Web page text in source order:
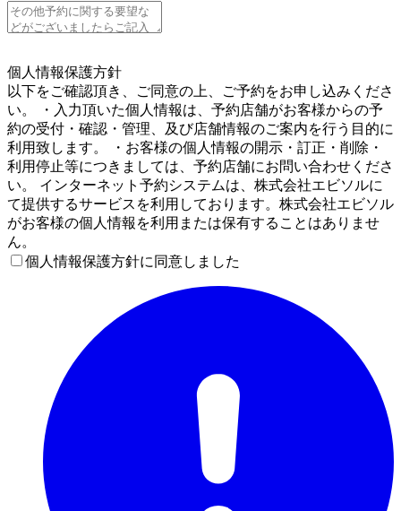
個人情報保護方針
以下をご確認頂き、ご同意の上、ご予約をお申し込みくださ
い。 ・入力頂いた個人情報は、予約店舗がお客様からの予
約の受付・確認・管理、及び店舗情報のご案内を行う目的に
利用致します。 ・お客様の個人情報の開示・訂正・削除・
利用停止等につきましては、予約店舗にお問い合わせくださ
い。 インターネット予約システムは、株式会社エビソルに
て提供するサービスを利用しております。株式会社エビソル
がお客様の個人情報を利用または保有することはありませ
ん。
個人情報保護方針に同意しました